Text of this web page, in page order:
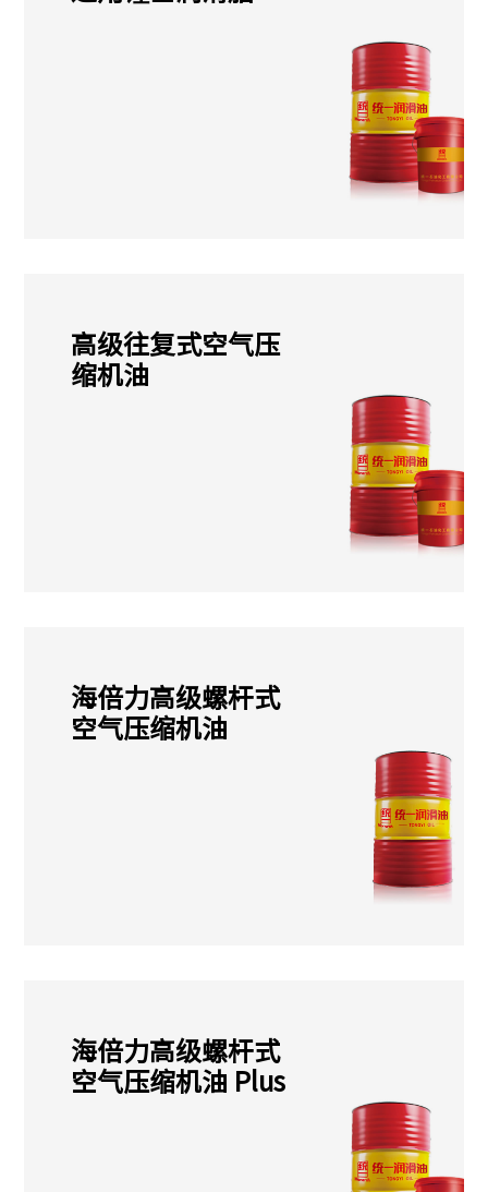
高级往复式空气压
缩机油
海倍力高级螺杆式
空气压缩机油
海倍力高级螺杆式
空气压缩机油 Plus